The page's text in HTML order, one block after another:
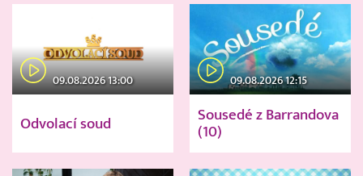
09.08.2026 13:00
Odvolací soud
09.08.2026 12:15
Sousedé z Barrandova
(10)